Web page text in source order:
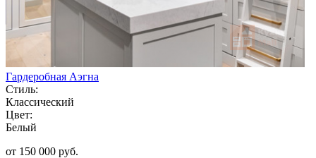
Гардеробная Аэгна
Стиль:
Классический
Цвет:
Белый
от 150 000 руб.